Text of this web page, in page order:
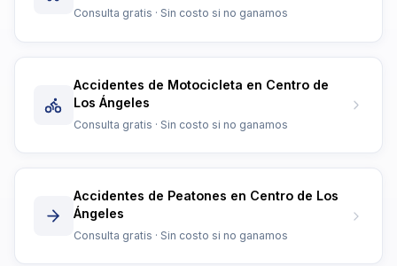
Consulta gratis · Sin costo si no ganamos
Accidentes de Motocicleta en Centro de
Los Ángeles
Consulta gratis · Sin costo si no ganamos
Accidentes de Peatones en Centro de Los
Ángeles
Consulta gratis · Sin costo si no ganamos